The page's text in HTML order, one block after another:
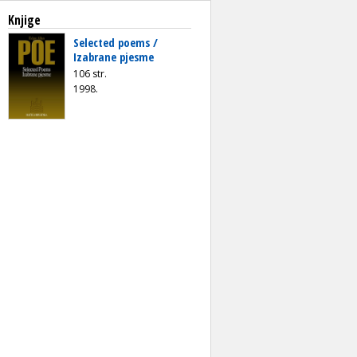
Knjige
Selected poems /
Izabrane pjesme
106 str.
1998.